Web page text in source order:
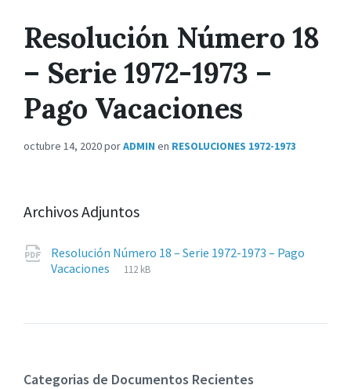
Resolución Número 18
– Serie 1972-1973 –
Pago Vacaciones
octubre 14, 2020porADMIN en RESOLUCIONES 1972-1973
Archivos Adjuntos
Resolución Número 18 – Serie 1972-1973 – Pago
Vacaciones
Extensiones
pdf
Tamaño
112 kB
Categorias de Documentos Recientes